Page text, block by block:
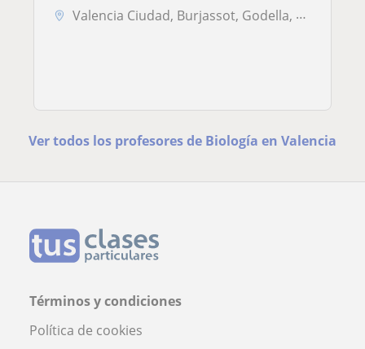
Valencia Ciudad, Burjassot, Godella, Mislata, Tavernes Blanques
Ver todos los profesores de Biología en Valencia
Términos y condiciones
Política de cookies